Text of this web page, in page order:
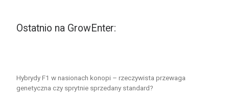
Ostatnio na GrowEnter:
Hybrydy F1 w nasionach konopi – rzeczywista przewaga
genetyczna czy sprytnie sprzedany standard?